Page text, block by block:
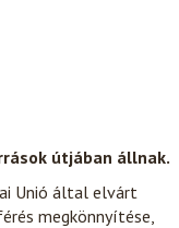
útjában állnak.
Unió által elvárt
megkönnyítése,